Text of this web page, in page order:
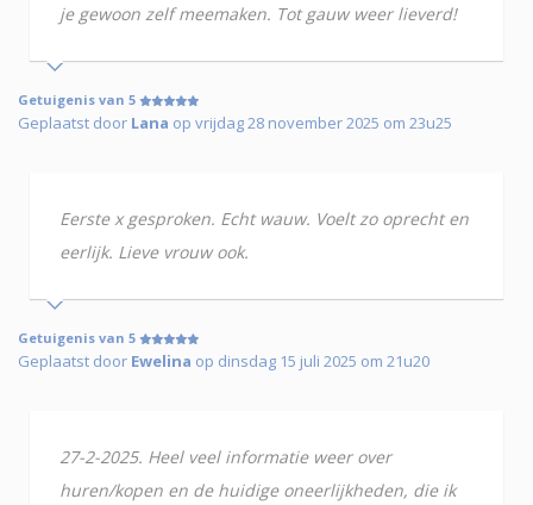
je gewoon zelf meemaken. Tot gauw weer lieverd!
Getuigenis van 5
Geplaatst door Lana op vrijdag 28 november 2025 om 23u25
Eerste x gesproken. Echt wauw. Voelt zo oprecht en
eerlijk. Lieve vrouw ook.
Getuigenis van 5
Geplaatst door Ewelina op dinsdag 15 juli 2025 om 21u20
27-2-2025. Heel veel informatie weer over
huren/kopen en de huidige oneerlijkheden, die ik